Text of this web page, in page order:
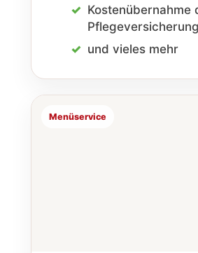
Kosten­übernahme
und vieles mehr
Menüservice